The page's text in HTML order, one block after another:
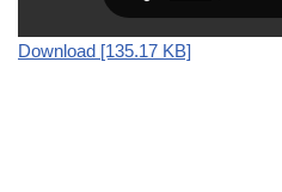
Download [135.17 KB]